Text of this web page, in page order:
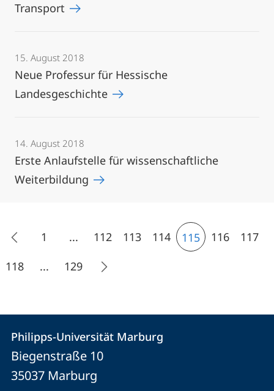
Transport
15. August 2018
Neue Professur für Hessische
Landesgeschichte
14. August 2018
Erste Anlaufstelle für wissenschaftliche
Weiterbildung
1 ... 112 113 114 115 116
117
118
... 129
Kontakt
und
Informationen
Kontaktinformationen
Philipps-
Universität
Philipps-Universität Marburg
Biegenstraße 10
35037 Marburg